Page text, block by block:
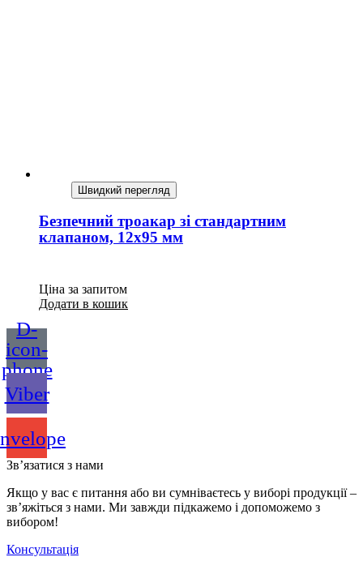
Швидкий перегляд
Безпечний троакар зі стандартним
клапаном, 12х95 мм
Ціна за запитом
Додати в кошик
D-
icon-
phone
Viber
Зв’язатися з нами
Якщо у вас є питання або ви сумніваєтесь у виборі продукції –
зв’яжіться з нами. Ми завжди підкажемо і допоможемо з
вибором!
Консультація